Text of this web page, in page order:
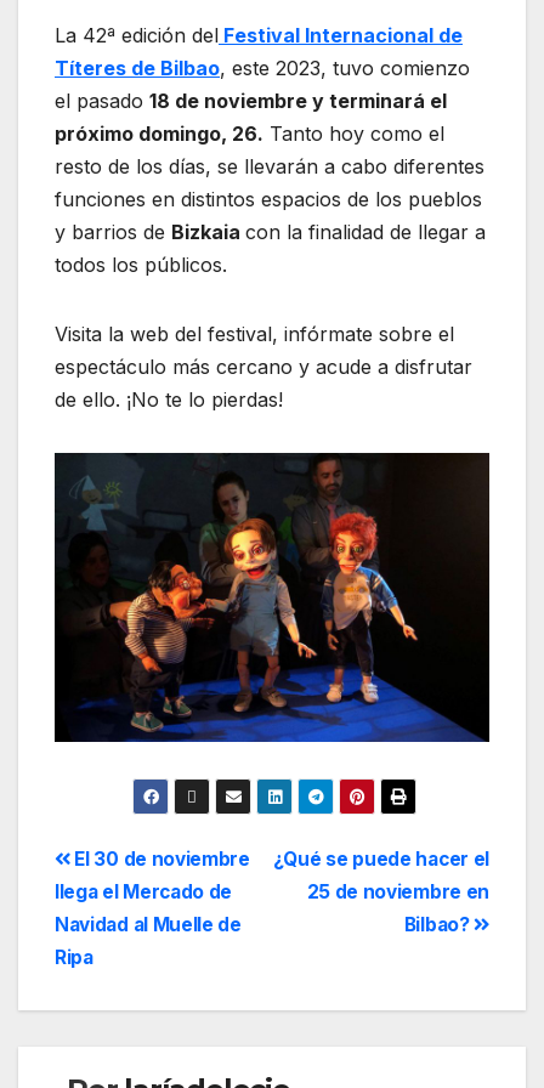
La 42ª edición del Festival Internacional de
Títeres de Bilbao, este 2023, tuvo comienzo
el pasado 18 de noviembre y terminará el
próximo domingo, 26. Tanto hoy como el
resto de los días, se llevarán a cabo diferentes
funciones en distintos espacios de los pueblos
y barrios de Bizkaia con la finalidad de llegar a
todos los públicos.
Visita la web del festival, infórmate sobre el
espectáculo más cercano y acude a disfrutar
de ello. ¡No te lo pierdas!
¿Qué se puede hacer el
25 de noviembre en
Bilbao?
El 30 de noviembre
llega el Mercado de
Navidad al Muelle de
Ripa